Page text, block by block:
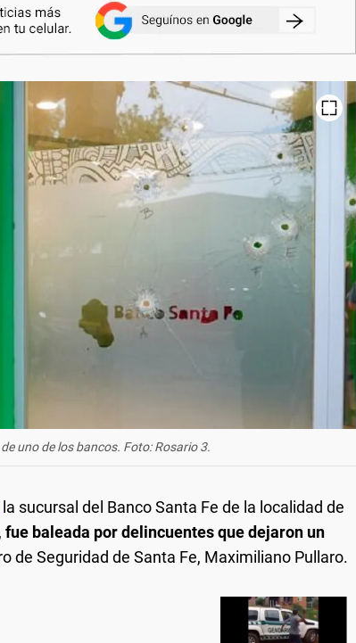
uno de los bancos. Foto: Rosario 3.
la sucursal del Banco Santa Fe de la localidad de
fue baleada por delincuentes que dejaron un
de Seguridad de Santa Fe, Maximiliano Pullaro.